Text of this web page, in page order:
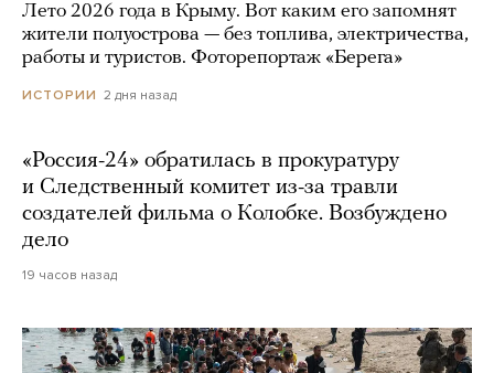
Лето 2026 года в Крыму. Вот каким его запомнят
жители полуострова — без топлива, электричества,
работы и туристов. Фоторепортаж «Берега»
ИСТОРИИ 2 дня назад
«Россия-24» обратилась в прокуратуру
и Следственный комитет из-за травли
создателей фильма о Колобке. Возбуждено
дело
19 часов назад